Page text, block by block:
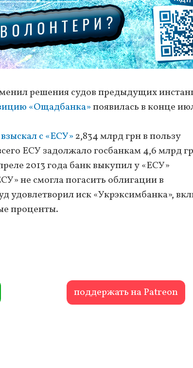
решения судов предыдущих
«Ощадбанка»появилась в конце
взыскал с «ЕСУ» 2,834 млрд грн в пользу
ЕСУ задолжало госбанкам 4,6 млрд
2013 года банк выкупил у «ЕСУ»
не смогла погасить облигации в
удовлетворил иск «Укрэксимбанка»,
проценты.
поддержать на Patreon